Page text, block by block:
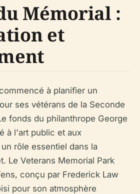
Mémorial :
et
à planifier un
ses vétérans de la Seconde
fonds du philanthrope George
à l'art public et aux
rôle essentiel dans la
Le Veterans Memorial Park
conçu par Frederick Law
pour son atmosphère